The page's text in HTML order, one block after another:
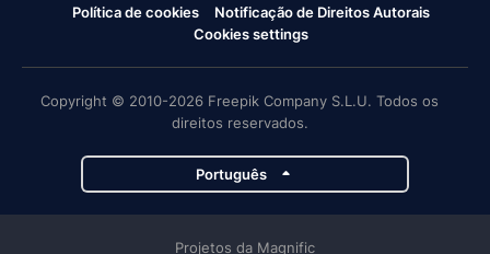
Política de cookies
Notificação de Direitos Autorais
Cookies settings
Copyright © 2010-2026 Freepik Company S.L.U. Todos os
direitos reservados.
Português
Projetos da Magnific